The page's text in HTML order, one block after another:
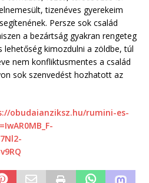
tizenéves gyerekeim
Persze sok család
a bezártság gyakran rengeteg
lehetőség kimozdulni a zöldbe, túl
nem konfliktusmentes a család
sok szenvedést hozhatott az
obudaianziksz.hu/rumini-es-